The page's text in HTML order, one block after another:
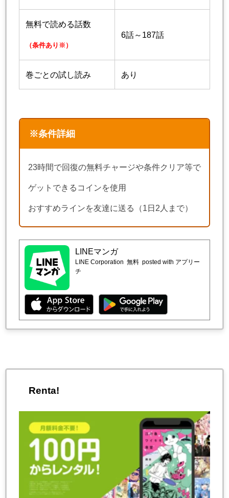
無料で読める話数
（条件あり※）
6話～187話
巻ごとの試し読み あり
※条件詳細
23時間で回復の無料チャージや条件クリア等で
ゲットできるコインを使用
おすすめラインを友達に送る（1日2人まで）
LINEマンガ
LINE Corporation 無料 posted with アプリー
チ
Renta!